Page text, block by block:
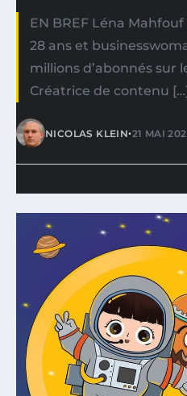
EN BREF Léna
28 ans et
millions d’abonnés sur
Créatrice de contenu
NICOLAS KLEIN•21 MAI